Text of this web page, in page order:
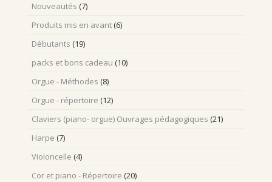
Nouveautés (7)
Produits mis en avant (6)
Débutants (19)
packs et bons cadeau (10)
Orgue - Méthodes (8)
Orgue - répertoire (12)
Claviers (piano- orgue) Ouvrages pédagogiques (21)
Harpe (7)
Violoncelle (4)
Cor et piano - Répertoire (20)